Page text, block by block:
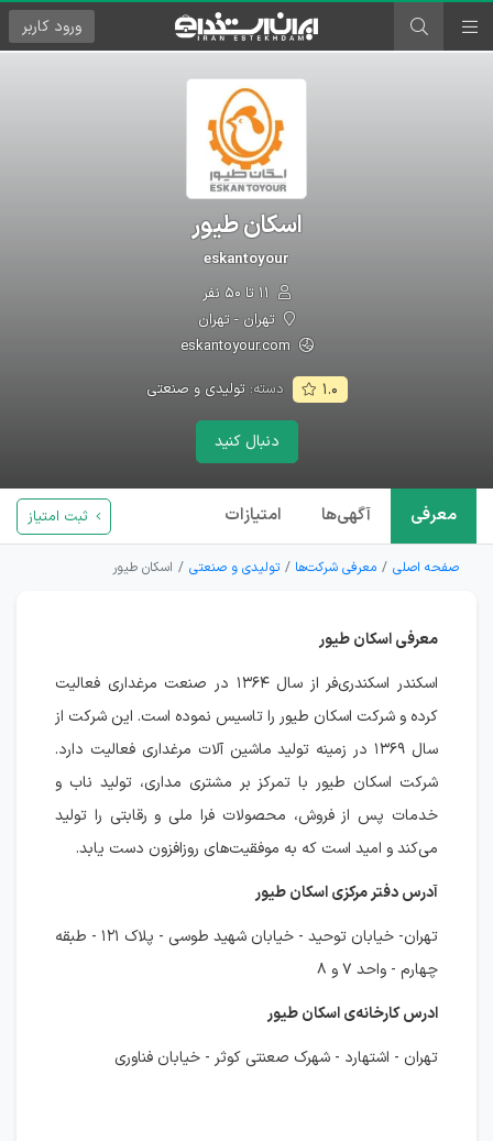
ورود کاربر
اسکان طیور
eskantoyour
تهران - تهران
eskantoyour.com
۱.۰ دسته:تولیدی و صنعتی
دنبال کنید
معرفی آگهی‌ها امتیازات ثبت امتیاز
صفحه اصلی معرفی شرکت‌ها تولیدی و صنعتی اسکان طیور
معرفی اسکان طیور
اسکندر اسکندری‌فر از سال ۱۳۶۴ در صنعت مرغداری فعالیت
کرده و شرکت اسکان طیور را تاسیس نموده است. این شرکت از
سال ۱۳۶۹ در زمینه تولید ماشین آلات مرغداری فعالیت دارد.
شرکت اسکان طیور با تمرکز بر مشتری مداری، تولید ناب و
خدمات پس از فروش، محصولات فرا ملی و رقابتی را تولید
می‌کند و امید است که به موفقیت‌های روزافزون دست یابد.
آدرس دفتر مرکزی اسکان طیور
تهران- خیابان توحید - خیابان شهید طوسی - پلاک ۱۲۱ - طبقه
چهارم - واحد ۷ و ۸
ادرس کارخانه‌ی اسکان طیور
تهران - اشتهارد - شهرک صعنتی کوثر - خیابان فناوری